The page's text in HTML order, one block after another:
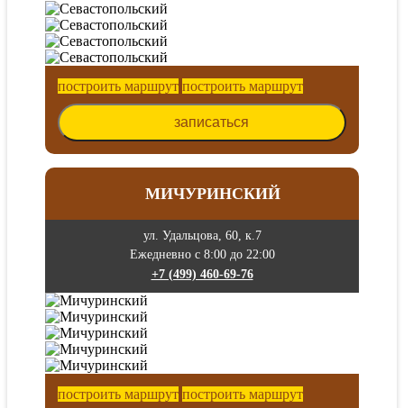
построить маршрут построить маршрут
записаться
МИЧУРИНСКИЙ
ул. Удальцова, 60, к.7
Ежедневно с 8:00 до 22:00
+7 (499) 460-69-76
построить маршрут построить маршрут